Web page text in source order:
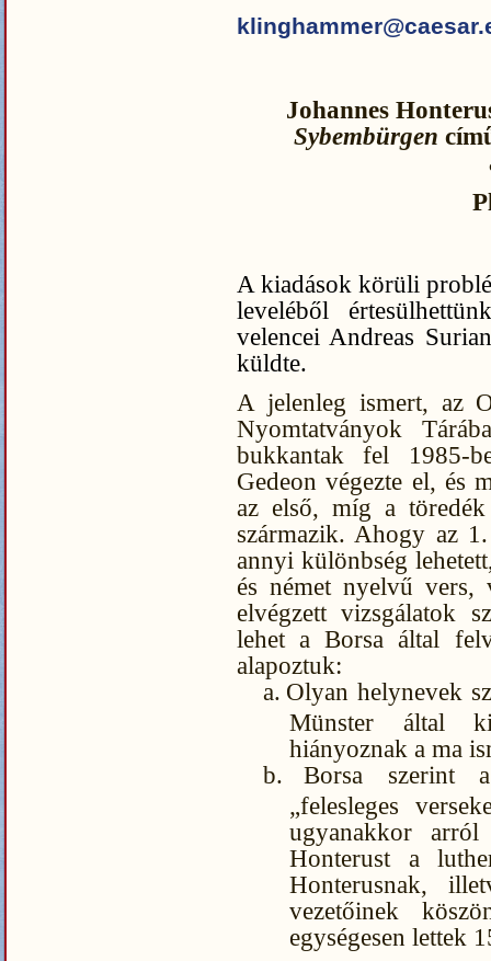
Johannes
Sybembürgen
A kiadások körüli
leveléből
velencei Andreas
küldte.
A jelenleg ismert, az
Nyomtatványok
bukkantak fel 1985-
Gedeon végezte el, és
az első, míg a
származik. Ahogy az
annyi különbség
és német nyelvű vers,
elvégzett vizsgálatok
lehet a Borsa által
alapoztuk:
a. Olyan helynevek
Münster által
hiányoznak a ma
b.
Borsa szerint
„felesleges
ugyanakkor
Honterust a
Honterusnak,
vezetőinek
egységesen lettek